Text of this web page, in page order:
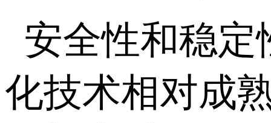
安全性和稳
化技术相对成